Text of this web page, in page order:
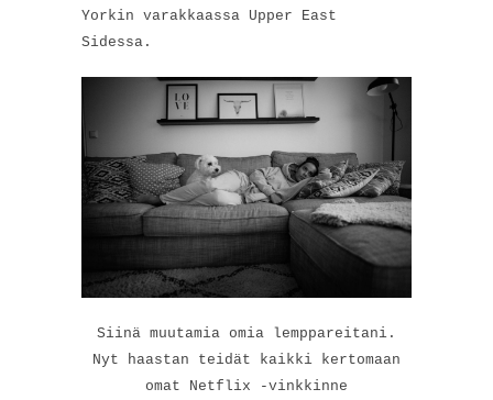
Yorkin varakkaassa Upper East
Sidessa.
Siinä muutamia omia lemppareitani.
Nyt haastan teidät kaikki kertomaan
omat Netflix -vinkkinne